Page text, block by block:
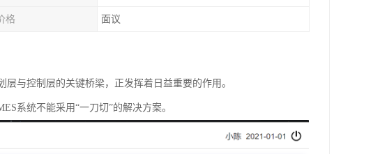
格 面议
与控制层的关键桥梁，正发挥着日益重要的作用。
系统不能采用“一刀切”的解决方案。